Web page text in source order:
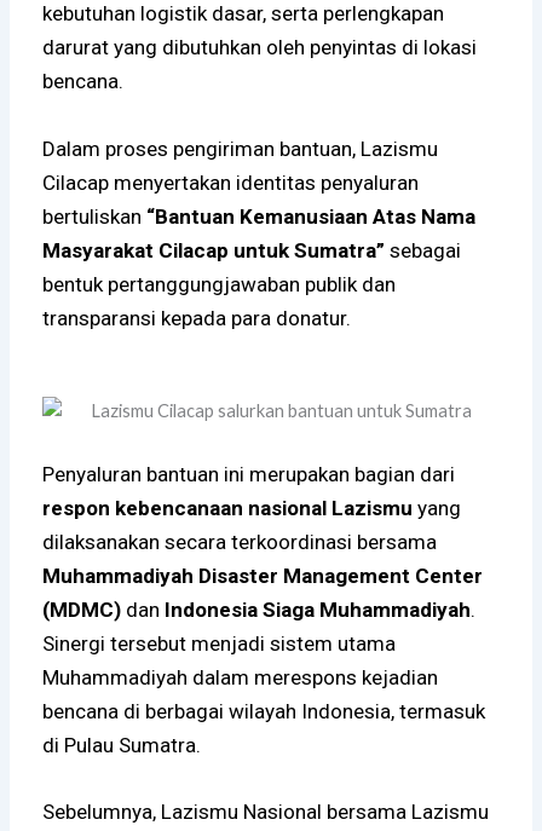
kebutuhan logistik dasar, serta perlengkapan
darurat yang dibutuhkan oleh penyintas di lokasi
bencana.
Dalam proses pengiriman bantuan, Lazismu
Cilacap menyertakan identitas penyaluran
bertuliskan “Bantuan Kemanusiaan Atas Nama
Masyarakat Cilacap untuk Sumatra” sebagai
bentuk pertanggungjawaban publik dan
transparansi kepada para donatur.
Penyaluran bantuan ini merupakan bagian dari
respon kebencanaan nasional Lazismu yang
dilaksanakan secara terkoordinasi bersama
Muhammadiyah Disaster Management Center
(MDMC) dan Indonesia Siaga Muhammadiyah.
Sinergi tersebut menjadi sistem utama
Muhammadiyah dalam merespons kejadian
bencana di berbagai wilayah Indonesia, termasuk
di Pulau Sumatra.
Sebelumnya, Lazismu Nasional bersama Lazismu